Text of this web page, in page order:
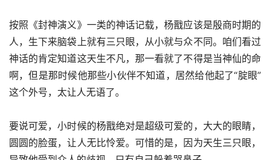
按照《封神演义》一类的神话记载，杨戬应该是殷商时期的
人，生下来脑袋上就有三只眼，从小就与众不同。咱们看过
神话的肯定知道这天生不凡，那一看就了不得是当神仙的命
啊，但是那时候他那些小伙伴不知道，居然给他起了“腚眼”
这个外号，太让人无语了。
要说可爱，小时候的杨戬绝对是超级可爱的，大大的眼睛，
圆圆的脸蛋，让人无比怜爱。可惜的是，因为天生三只眼，